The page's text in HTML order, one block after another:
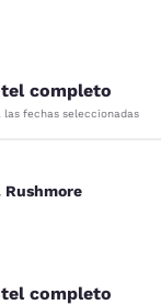
32 reseñas
completo
las fechas seleccionadas
727 reseñas
completo